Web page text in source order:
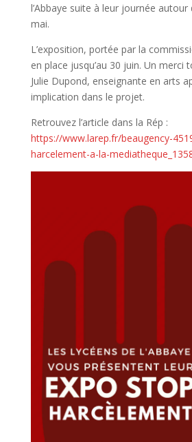
l’Abbaye suite à leur journée
mai.
L’exposition, portée par la
en place jusqu’au 30 juin. Un merci
Julie Dupond, enseignante en arts
implication dans le projet.
Retrouvez l’article dans la Rép :
https://www.larep.fr/beaugency-
harcelement-a-la-